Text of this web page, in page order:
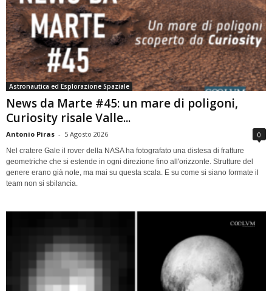
Astronautica ed Esplorazione Spaziale
News da Marte #45: un mare di poligoni,
Curiosity risale Valle...
Antonio Piras - 5 Agosto 2026 0
Nel cratere Gale il rover della NASA ha fotografato una distesa di fratture
geometriche che si estende in ogni direzione fino all'orizzonte. Strutture del
genere erano già note, ma mai su questa scala. E su come si siano formate il
team non si sbilancia.